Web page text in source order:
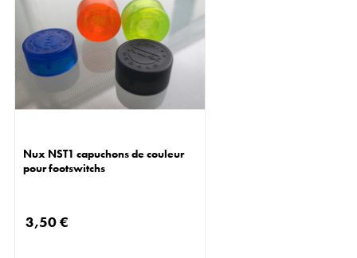
Nux NST1 capuchons de couleur
pour footswitchs
3,50 €